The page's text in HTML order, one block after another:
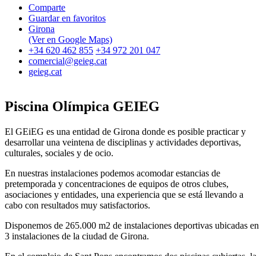
Comparte
Guardar en favoritos
Girona
(Ver en Google Maps)
+34 620 462 855 +34 972 201 047
comercial@geieg.cat
geieg.cat
Piscina Olímpica GEIEG
El GEiEG es una entidad de Girona donde es posible practicar y
desarrollar una veintena de disciplinas y actividades deportivas,
culturales, sociales y de ocio.
En nuestras instalaciones podemos acomodar estancias de
pretemporada y concentraciones de equipos de otros clubes,
asociaciones y entidades, una experiencia que se está llevando a
cabo con resultados muy satisfactorios.
Disponemos de 265.000 m2 de instalaciones deportivas ubicadas en
3 instalaciones de la ciudad de Girona.